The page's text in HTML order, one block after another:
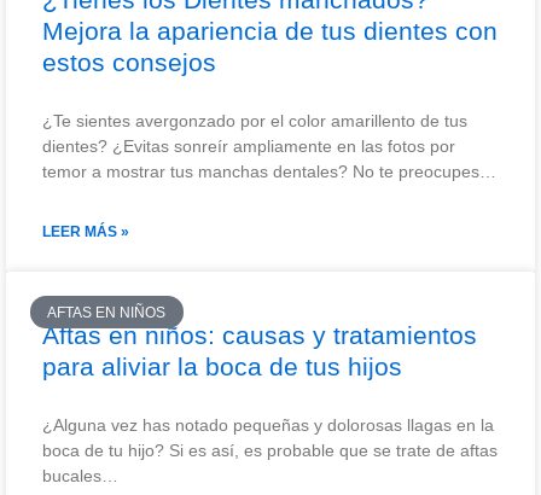
Mejora la apariencia de tus dientes con
estos consejos
¿Te sientes avergonzado por el color amarillento de tus
dientes? ¿Evitas sonreír ampliamente en las fotos por
temor a mostrar tus manchas dentales? No te preocupes…
LEER MÁS »
AFTAS EN NIÑOS
Aftas en niños: causas y tratamientos
para aliviar la boca de tus hijos
¿Alguna vez has notado pequeñas y dolorosas llagas en la
boca de tu hijo? Si es así, es probable que se trate de aftas
bucales…